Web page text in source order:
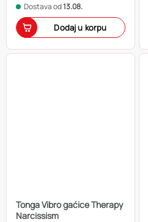
Dostava od13.08.
Dodaj u korpu
Tonga Vibro gaćice Therapy
Narcissism